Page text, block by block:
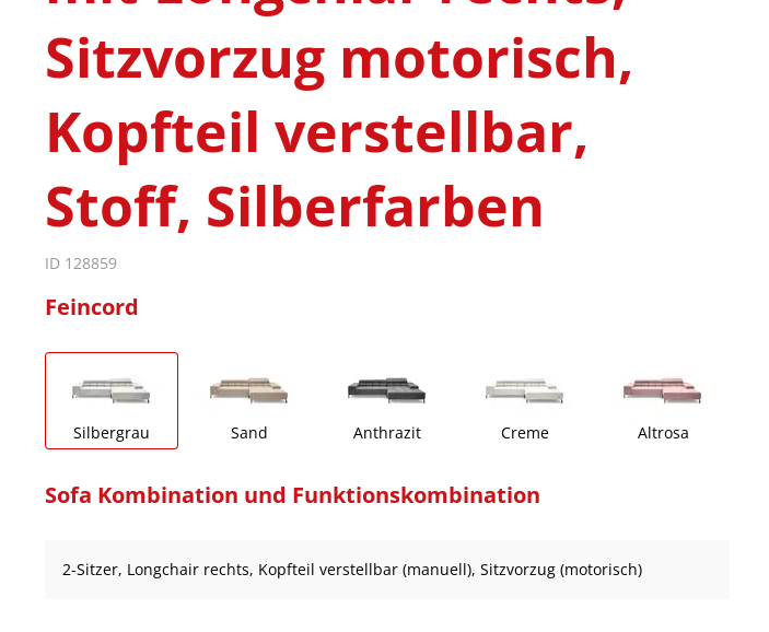
Sitzvorzug motorisch,
Kopfteil verstellbar,
Stoff, Silberfarben
ID 128859
Feincord
Silbergrau Sand Anthrazit Creme Altrosa
Sofa Kombination und Funktionskombination
2-Sitzer, Longchair rechts, Kopfteil verstellbar (manuell), Sitzvorzug (motorisch)